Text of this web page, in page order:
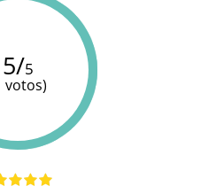
5/5
votos)